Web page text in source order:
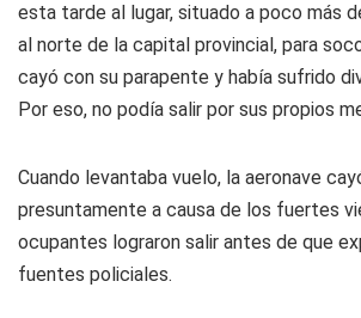
esta tarde al lugar, situado a poco más
al norte de la capital provincial, para
cayó con su parapente y había sufrido
Por eso, no podía salir por sus propios
Cuando levantaba vuelo, la aeronave
presuntamente a causa de los fuertes
ocupantes lograron salir antes de que
fuentes policiales.